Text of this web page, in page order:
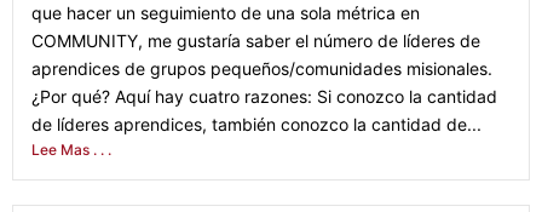
que hacer un seguimiento de una sola métrica en
COMMUNITY, me gustaría saber el número de líderes de
aprendices de grupos pequeños/comunidades misionales.
¿Por qué? Aquí hay cuatro razones: Si conozco la cantidad
de líderes aprendices, también conozco la cantidad de...
Lee Mas . . .